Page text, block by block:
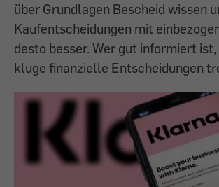
über Grundlagen Bescheid wissen
Kaufentscheidungen mit
desto besser. Wer gut informiert
kluge finanzielle Entscheidungen